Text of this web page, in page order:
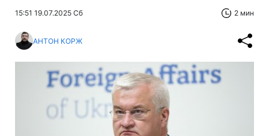
15:51 19.07.2025 Сб 2 мин
АНТОН КОРЖ